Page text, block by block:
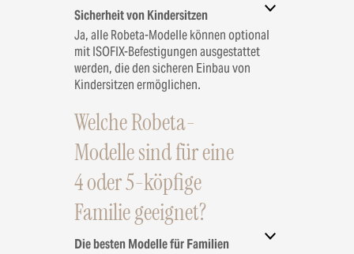
Sicherheit von Kindersitzen
Ja, alle Robeta-Modelle können optional
mit ISOFIX-Befestigungen ausgestattet
werden, die den sicheren Einbau von
Kindersitzen ermöglichen.
Welche Robeta-
Modelle sind für eine
4 oder 5-köpfige
Familie geeignet?
Die besten Modelle für Familien